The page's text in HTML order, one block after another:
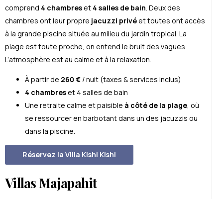
comprend 4 chambreset 4 salles de bain. Deux des
chambres ont leur propre jacuzzi privéet toutes ont accès
à la grande piscine située au milieu du jardin tropical. La
plage est toute proche, on entend le bruit des vagues.
L’atmosphère est au calme et à la relaxation.
À partir de 260 € / nuit (taxes & services inclus)
4 chambreset 4 salles de bain
Une retraite calme et paisible à côté de la plage, où
se ressourcer en barbotant dans un des jacuzzis ou
dans la piscine.
Réservez la Villa Kishi Kishi
Villas Majapahit